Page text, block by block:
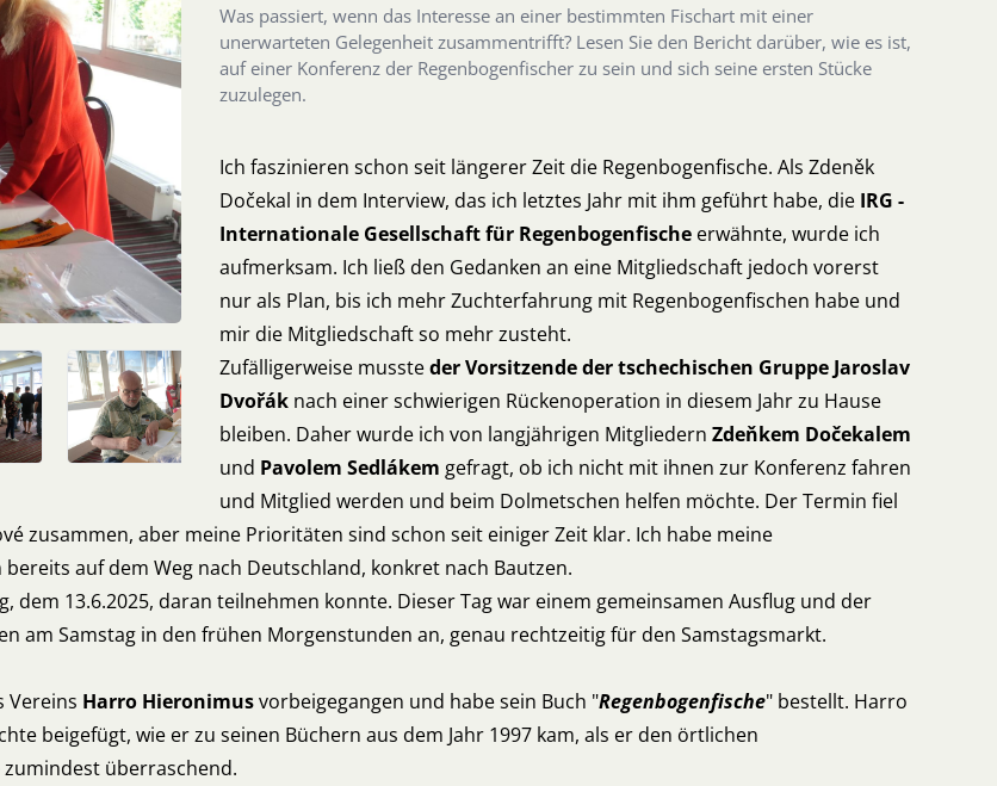
Was passiert, wenn das Interesse an einer bestimmten Fischart mit einer
unerwarteten Gelegenheit zusammentrifft? Lesen Sie den Bericht darüber, wie es ist,
auf einer Konferenz der Regenbogenfischer zu sein und sich seine ersten Stücke
zuzulegen.
Ich faszinieren schon seit längerer Zeit die Regenbogenfische. Als Zdeněk
Dočekal in dem Interview, das ich letztes Jahr mit ihm geführt habe, die IRG -
Internationale Gesellschaft für Regenbogenfische erwähnte, wurde ich
aufmerksam. Ich ließ den Gedanken an eine Mitgliedschaft jedoch vorerst
nur als Plan, bis ich mehr Zuchterfahrung mit Regenbogenfischen habe und
mir die Mitgliedschaft so mehr zusteht.
Zufälligerweise mussteder Vorsitzende der tschechischen Gruppe Jaroslav
Dvořák nach einer schwierigen Rückenoperation in diesem Jahr zu Hause
bleiben. Daher wurde ich von langjährigen Mitgliedern Zdeňkem Dočekalem
und Pavolem Sedlákem gefragt, ob ich nicht mit ihnen zur Konferenz fahren
und Mitglied werden und beim Dolmetschen helfen möchte. Der Termin fiel
zusammen, aber meine Prioritäten sind schon seit einiger Zeit klar. Ich habe meine
auf dem Weg nach Deutschland, konkret nach Bautzen.
dem 13.6.2025, daran teilnehmen konnte. Dieser Tag war einem gemeinsamen Ausflug und der
am Samstag in den frühen Morgenstunden an, genau rechtzeitig für den Samstagsmarkt.
Vereins Harro Hieronimusvorbeigegangen und habe sein Buch "Regenbogenfische" bestellt. Harro
beigefügt, wie er zu seinen Büchern aus dem Jahr 1997 kam, als er den örtlichen
überraschend.